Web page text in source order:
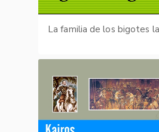
La familia de los bigotes